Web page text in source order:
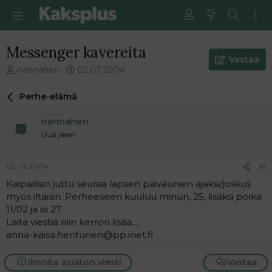
Messenger kavereita
V
e
i
t
u
n
a
l
o
t
t
nannahen
E
m
n
v
e
s
i
02.07.2004
Vastaa
Perhe-elämä
nannahen
Uusi jäsen
02.07.2004 #1
Kaipailisin juttu seuraa lapsen päiväunien ajaksi/joskus
myös iltaisin. Perheeseen kuuluu minun, 25, lisäksi poika
11/02 ja isi 27.
Laita viestiä niin kerron lisää....
anna-kaisa.hentunen@pp.inet.fi
Vastaa
Ilmoita asiaton viesti